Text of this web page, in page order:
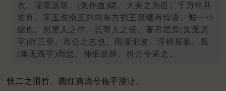
衣。濡毫沥辞。(集作血)噫。大夫之为臣。千万年其
谁肖。宋玉淮南王刘向东方朔王褒继有悼语。蜕一小
儒也。思贤人之作。悲哿人之佞。著吊屈原(集无原
字)辞三章。吊公之志也。雨濛湘波。浮楫摇歌。既
(集无既字)而悲。伸纸波辞。祈公兮采之。
怅二之泪竹。圆红滴滴兮临乎湮沚。